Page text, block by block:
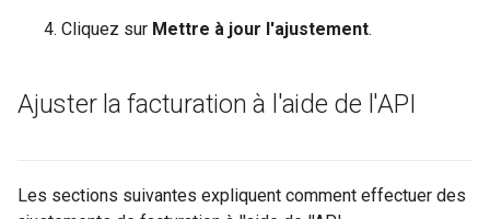
Cliquez sur Mettre à jour l'ajustement.
Ajuster la facturation à l'aide de l'API
Les sections suivantes expliquent comment effectuer des